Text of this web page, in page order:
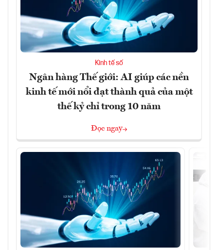
Kinh tế số
Ngân hàng Thế giới: AI giúp các nền
kinh tế mới nổi đạt thành quả của một
thế kỷ chỉ trong 10 năm
Đọc ngay